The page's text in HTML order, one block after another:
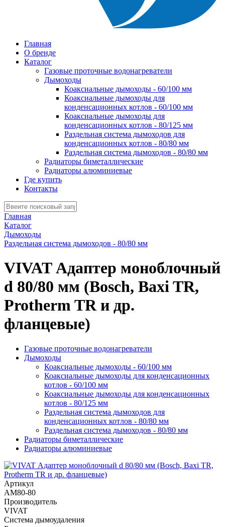
Главная
О бренде
Каталог
Газовые проточные водонагреватели
Дымоходы
Коаксиальные дымоходы - 60/100 мм
Коаксиальные дымоходы для
конденсационных котлов - 60/100 мм
Коаксиальные дымоходы для
конденсационных котлов - 80/125 мм
Раздельная система дымоходов для
конденсационных котлов - 80/80 мм
Раздельная система дымоходов - 80/80 мм
Радиаторы биметаллические
Радиаторы алюминиевые
Где купить
Контакты
Главная
Каталог
Дымоходы
Раздельная система дымоходов - 80/80 мм
VIVAT Адаптер моноблочный
d 80/80 мм (Bosch, Baxi TR,
Protherm TR и др.
фланцевые)
Газовые проточные водонагреватели
Дымоходы
Коаксиальные дымоходы - 60/100 мм
Коаксиальные дымоходы для конденсационных
котлов - 60/100 мм
Коаксиальные дымоходы для конденсационных
котлов - 80/125 мм
Раздельная система дымоходов для
конденсационных котлов - 80/80 мм
Раздельная система дымоходов - 80/80 мм
Радиаторы биметаллические
Радиаторы алюминиевые
Артикул
AM80-80
Производитель
VIVAT
Система дымоудаления